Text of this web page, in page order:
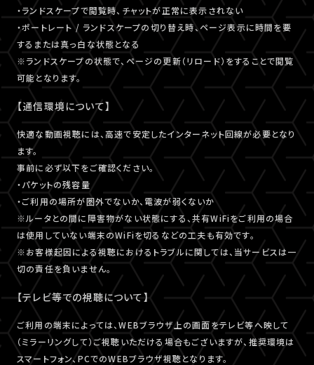
・ランドスケープで閲覧時、チャットが正常に表示されない
・ポートレート / ランドスケープの切り替え時、ページ表示に時間を要
するまたは真っ白な状態となる
※ランドスケープの状態で、ページの更新（リロード）をすることで閲覧
可能となります。
【通信環境について】
快適な動画視聴には、高速で安定したインターネット回線が必要となり
ます。
事前に必ず以下をご確認ください。
・パケットの残容量
・ご利用の場所が圏外でないか、電波が弱くないか
※ルータとの間に障害物がない状態にする、共有WiFiをご利用の場合
は使用していない端末のWiFiを切るなどの工夫も有効です。
※お客様起因による視聴におけるトラブルに関しては、当サービスは一
切の責任を負いません。
【テレビ等での視聴について】
ご利用の端末によっては、WEBブラウザ上の画面をテレビ等へ映して
（ミラーリングして）ご視聴いただける場合もございますが、推奨環境は
スマートフォン、PCでのWEBブラウザ視聴となります。